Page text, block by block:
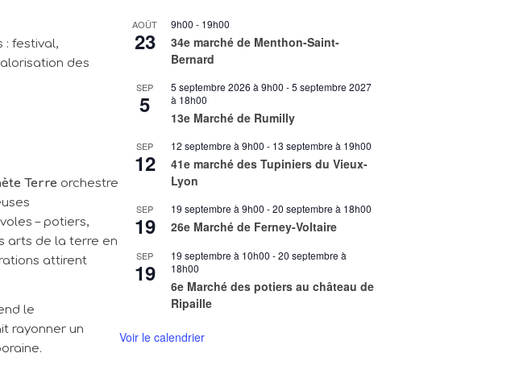
: festival,
des
Terre orchestre
– potiers,
arts de la terre en
attirent
le
rayonner un
AOÛT
23
9h00 - 19h00
34e marché de Menthon-Saint-
Bernard
SEP
5
5 septembre 2026 à 9h00 -5 septembre 2027
à 18h00
13e Marché de Rumilly
SEP
12
12 septembre à 9h00 - 13 septembre à 19h00
41e marché des Tupiniers du Vieux-
Lyon
SEP
19
19 septembre à 9h00 -20 septembre à 18h00
26e Marché de Ferney-Voltaire
SEP
19
19 septembre à 10h00 -20 septembre à
18h00
6e Marché des potiers au château de
Ripaille
Voir le calendrier